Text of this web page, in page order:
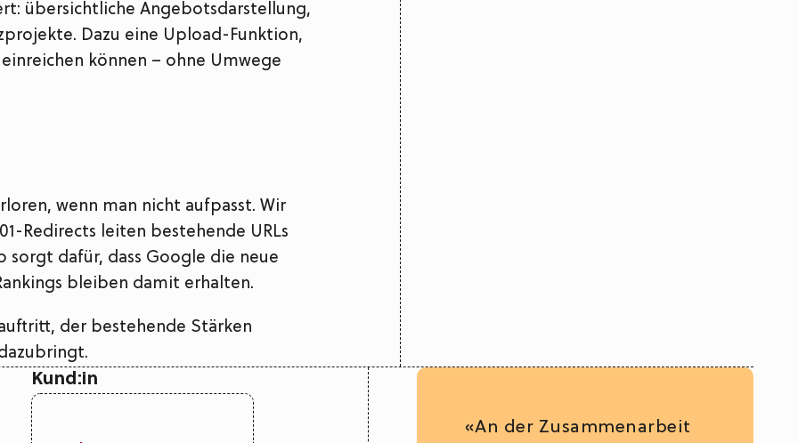
übersichtliche Angebotsdarstellung,
Dazu eine Upload-Funktion,
können – ohne Umwege
wenn man nicht aufpasst. Wir
Redirects leiten bestehende URLs
dafür, dass Google die neue
bleiben damit erhalten.
der bestehende Stärken
Kund:in
«An der Zusammenarbeit